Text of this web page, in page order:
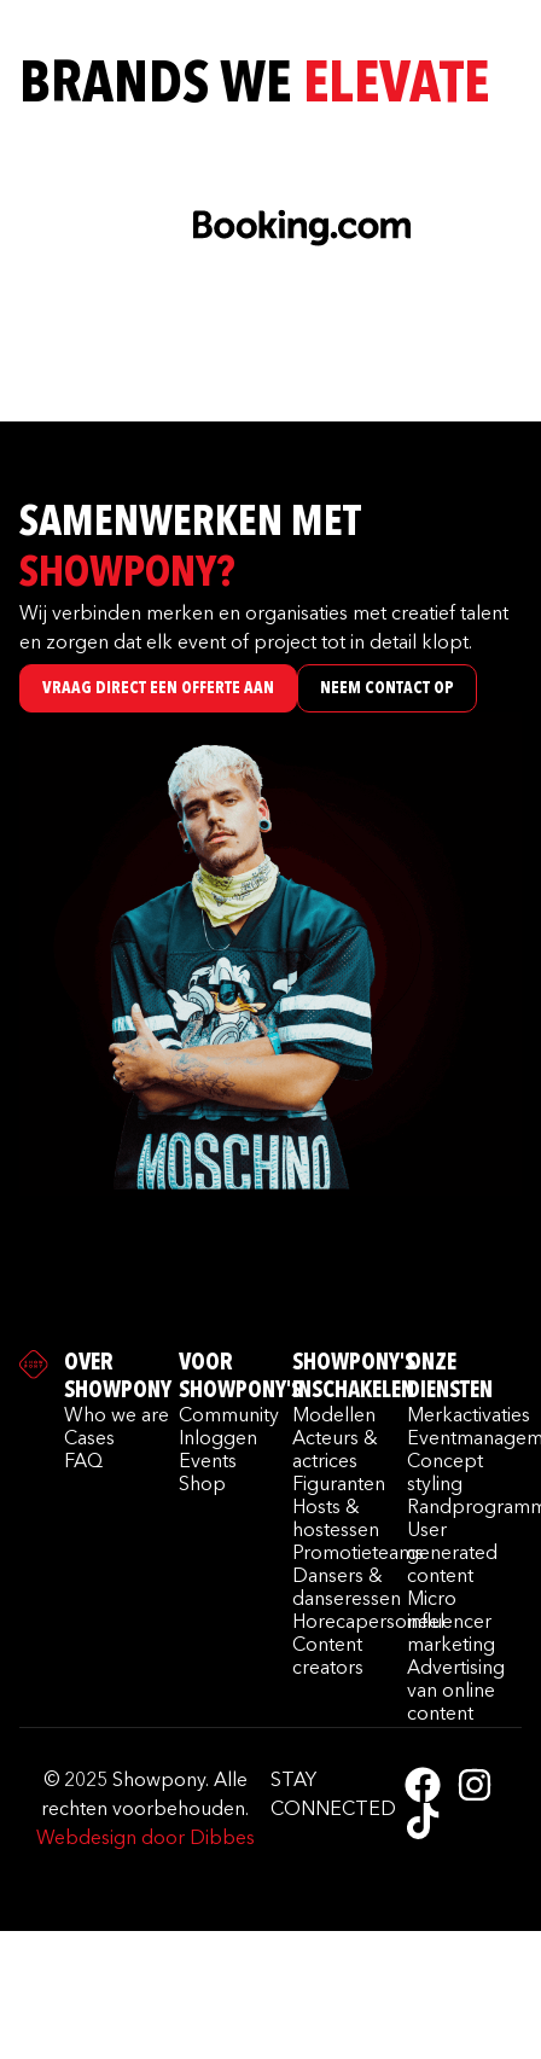
BRANDS WE ELEVATE
SAMENWERKEN MET
SHOWPONY?
Wij verbinden merken en organisaties met creatief talent
en zorgen dat elk event of project tot in detail klopt.
VRAAG DIRECT EEN OFFERTE AAN NEEM CONTACT OP
OVER
SHOWPONY
Who we are
Cases
FAQ
VOOR
SHOWPONY'S
Community
Inloggen
Events
Shop
SHOWPONY'S
INSCHAKELEN
Modellen
Acteurs &
actrices
Figuranten
Hosts &
hostessen
Promotieteams
Dansers &
danseressen
Horecapersoneel
Content
creators
ONZE
DIENSTEN
Merkactivaties
Concept
styling
User
generated
content
Micro
influencer
marketing
Advertising
van online
content
© 2025 Showpony. Alle
rechten voorbehouden.
Webdesign door Dibbes
STAY
CONNECTED